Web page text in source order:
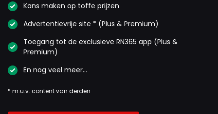
Kans maken op toffe prijzen
Advertentievrije site * (Plus & Premium)
Toegang tot de exclusieve RN365 app (Plus &
Premium)
En nog veel meer…
* m.u.v. content van derden